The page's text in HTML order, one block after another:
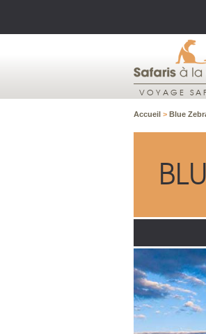
VOYAGE
Accueil > Blue